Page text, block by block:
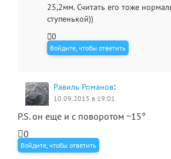
25,2мм. Считать его тоже
ступенькой))
0
Войдите, чтобы ответить
Равиль Романов:
10.09.2015 в 19:01
P.S. он еще и с поворотом ~15°
0
Войдите, чтобы ответить